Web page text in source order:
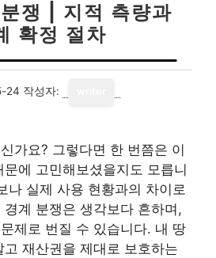
쟁 | 지적 측량과
확정 절차
24 작성자:
가요? 그렇다면 한 번쯤은 이
에 고민해보셨을지도 모릅니
나 실제 사용 현황과의 차이로
계 분쟁은 생각보다 흔하며,
제로 번질 수 있습니다. 내 땅
재산권을 제대로 보호하는